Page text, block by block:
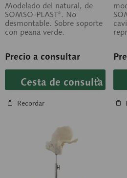
Modelado del natural, de
SOMSO-PLAST®. No
desmontable. Sobre soporte
con peana verde.
Precio a consultar
Cesta de consulta
Recordar